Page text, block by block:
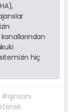
hiç
#işinsanı